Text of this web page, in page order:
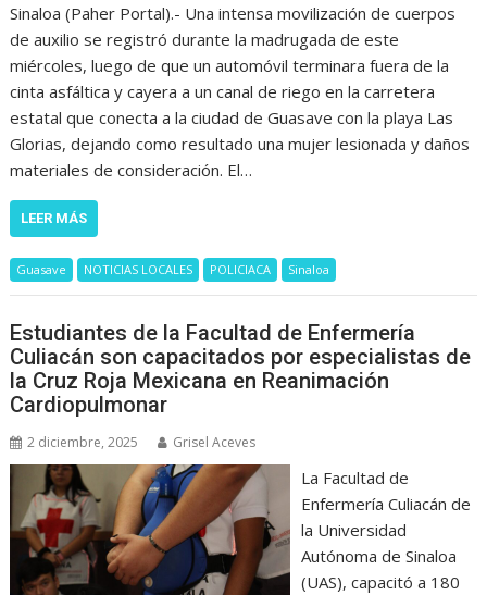
Sinaloa (Paher Portal).- Una intensa movilización de cuerpos
de auxilio se registró durante la madrugada de este
miércoles, luego de que un automóvil terminara fuera de la
cinta asfáltica y cayera a un canal de riego en la carretera
estatal que conecta a la ciudad de Guasave con la playa Las
Glorias, dejando como resultado una mujer lesionada y daños
materiales de consideración. El…
LEER MÁS
Guasave NOTICIAS LOCALES POLICIACA Sinaloa
Estudiantes de la Facultad de Enfermería
Culiacán son capacitados por especialistas de
la Cruz Roja Mexicana en Reanimación
Cardiopulmonar
2 diciembre, 2025 Grisel Aceves
La Facultad de
Enfermería Culiacán de
la Universidad
Autónoma de Sinaloa
(UAS), capacitó a 180